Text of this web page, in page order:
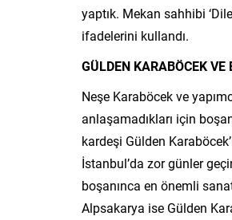
yaptık. Mekan sahhibi
ifadelerini kullandı.
GÜLDEN KARABÖCEK
Neşe Karaböcek ve
anlaşamadıkları için
kardeşi Gülden
İstanbul’da zor günler
boşanınca en önemli
Alpsakarya ise Gülden